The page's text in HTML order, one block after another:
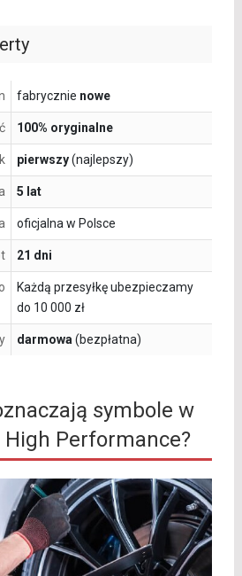
fabrycznie nowe
100% oryginalne
pierwszy(najlepszy)
5 lat
oficjalna w Polsce
21 dni
Każdą przesyłkę ubezpieczamy
do 10 000 zł
darmowa (bezpłatna)
symbole w
Performance?